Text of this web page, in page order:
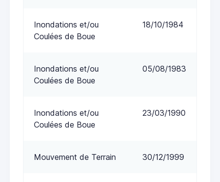
Inondations et/ou
Coulées de Boue
18/10/1984
Inondations et/ou
Coulées de Boue
05/08/1983
Inondations et/ou
Coulées de Boue
23/03/1990
Mouvement de Terrain 30/12/1999